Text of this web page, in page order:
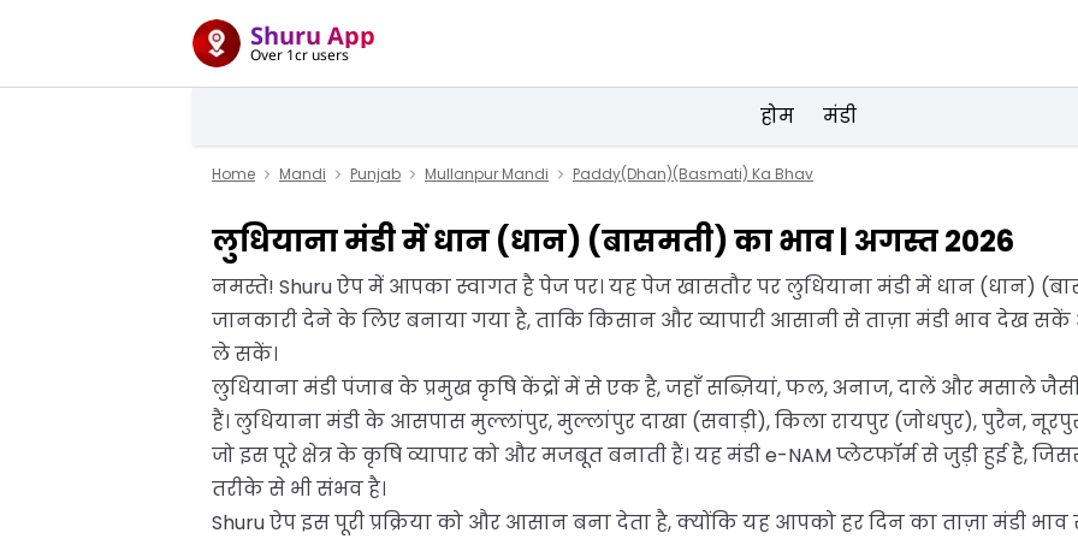
Shuru App
Over 1cr users
होम मंडी
Home Mandi Punjab Mullanpur Mandi Paddy(Dhan)(Basmati) Ka Bhav
लुधियाना मंडी में धान (धान) (बासमती) का भाव | अगस्त 2026
नमस्ते! Shuru ऐप में आपका स्वागत है पेज पर। यह पेज खासतौर पर लुधियाना मंडी में धान (धान)
जानकारी देने के लिए बनाया गया है, ताकि किसान और व्यापारी आसानी से ताज़ा मंडी भाव देख सकें
ले सकें।
लुधियाना मंडी पंजाब के प्रमुख कृषि केंद्रों में से एक है, जहाँ सब्ज़ियां, फल, अनाज, दालें और मसाले
हैं। लुधियाना मंडी के आसपास मुल्लांपुर, मुल्लांपुर दाखा (सवाड़ी), किला रायपुर (जोधपुर), पुरैन,
जो इस पूरे क्षेत्र के कृषि व्यापार को और मजबूत बनाती हैं। यह मंडी e-NAM प्लेटफॉर्म से जुड़ी हुई है,
तरीके से भी संभव है।
Shuru ऐप इस पूरी प्रक्रिया को और आसान बना देता है, क्योंकि यह आपको हर दिन का ताज़ा मंडी